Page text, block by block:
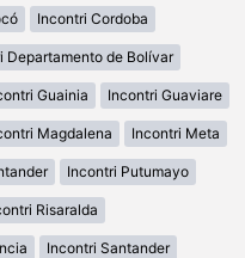
Incontri Cordoba
Departamento de Bolívar
Guainia Incontri Guaviare
Magdalena Incontri Meta
Incontri Putumayo
Risaralda
Incontri Santander